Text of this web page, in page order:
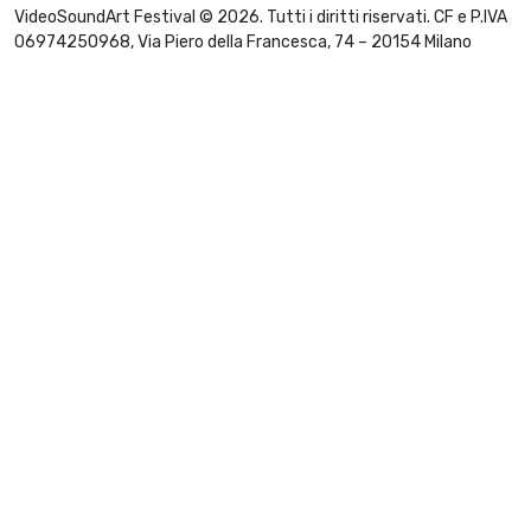
VideoSoundArt Festival © 2026. Tutti i diritti riservati. CF e P.IVA
06974250968, Via Piero della Francesca, 74 – 20154 Milano